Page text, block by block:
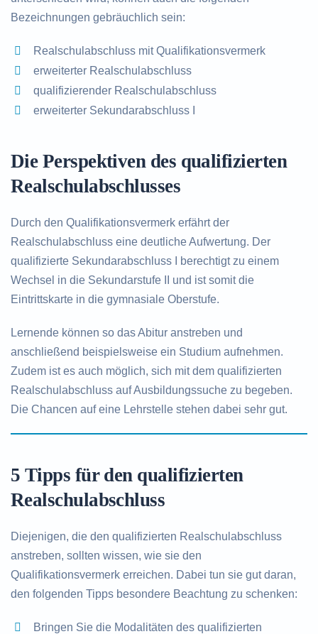
Bezeichnungen gebräuchlich sein:
Realschulabschluss mit Qualifikationsvermerk
erweiterter Realschulabschluss
qualifizierender Realschulabschluss
erweiterter Sekundarabschluss I
Die Perspektiven des qualifizierten
Realschulabschlusses
Durch den Qualifikationsvermerk erfährt der
Realschulabschluss eine deutliche Aufwertung. Der
qualifizierte Sekundarabschluss I berechtigt zu einem
Wechsel in die Sekundarstufe II und ist somit die
Eintrittskarte in die gymnasiale Oberstufe.
Lernende können so das Abitur anstreben und
anschließend beispielsweise ein Studium aufnehmen.
Zudem ist es auch möglich, sich mit dem qualifizierten
Realschulabschluss auf Ausbildungssuche zu begeben.
Die Chancen auf eine Lehrstelle stehen dabei sehr gut.
5 Tipps für den qualifizierten
Realschulabschluss
Diejenigen, die den qualifizierten Realschulabschluss
anstreben, sollten wissen, wie sie den
Qualifikationsvermerk erreichen. Dabei tun sie gut daran,
den folgenden Tipps besondere Beachtung zu schenken:
Bringen Sie die Modalitäten des qualifizierten